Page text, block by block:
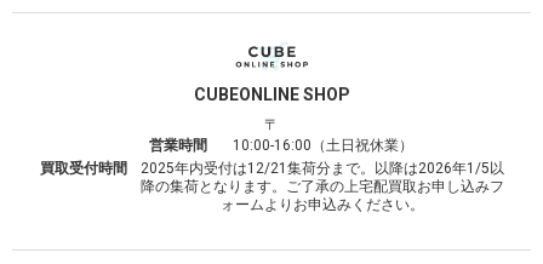
CUBEONLINE SHOP
〒
営業時間
10:00-16:00（土日祝休業）
買取受付時間
2025年内受付は12/21集荷分まで。以降は2026年1/5以
降の集荷となります。ご了承の上宅配買取お申し込みフ
ォームよりお申込みください。